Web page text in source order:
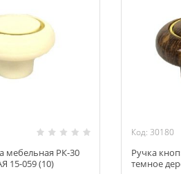
мебельная РК-30
15-059 (10)
Код: 30180
Ручка
темное